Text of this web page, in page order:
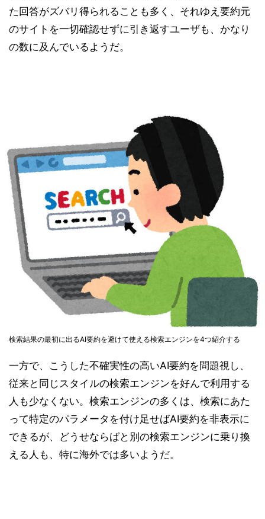
た回答がズバリ得られることも多く、それゆえ要約元
のサイトを一切確認せずに引き返すユーザも、かなり
の数に及んでいるようだ。
検索結果の最初に出るAI要約を避けて使える検索エンジンを4つ紹介する
一方で、こうした不確実性の高いAI要約を問題視し、
従来と同じスタイルの検索エンジンを好んで利用する
人も少なくない。検索エンジンの多くは、検索にあた
って特定のパラメータを付け足せばAI要約を非表示に
できるが、どうせならばと別の検索エンジンに乗り換
える人も、特に海外では多いようだ。